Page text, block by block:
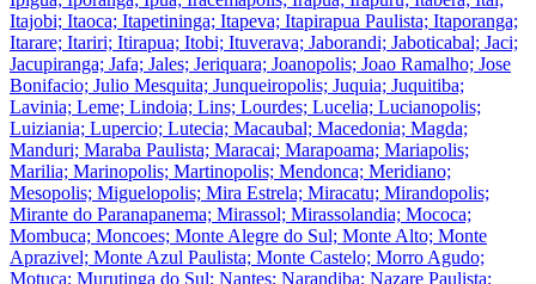
Itajobi; Itaoca; Itapetininga; Itapeva; Itapirapua Paulista; Itaporanga;
Itarare; Itariri; Itirapua; Itobi; Ituverava; Jaborandi; Jaboticabal; Jaci;
Jacupiranga; Jafa; Jales; Jeriquara; Joanopolis; Joao Ramalho; Jose
Bonifacio; Julio Mesquita; Junqueiropolis; Juquia; Juquitiba;
Lavinia; Leme; Lindoia; Lins; Lourdes; Lucelia; Lucianopolis;
Luiziania; Lupercio; Lutecia; Macaubal; Macedonia; Magda;
Manduri; Maraba Paulista; Maracai; Marapoama; Mariapolis;
Marilia; Marinopolis; Martinopolis; Mendonca; Meridiano;
Mesopolis; Miguelopolis; Mira Estrela; Miracatu; Mirandopolis;
Mirante do Paranapanema; Mirassol; Mirassolandia; Mococa;
Mombuca; Moncoes; Monte Alegre do Sul; Monte Alto; Monte
Aprazivel; Monte Azul Paulista; Monte Castelo; Morro Agudo;
Motuca; Murutinga do Sul; Nantes; Narandiba; Nazare Paulista;